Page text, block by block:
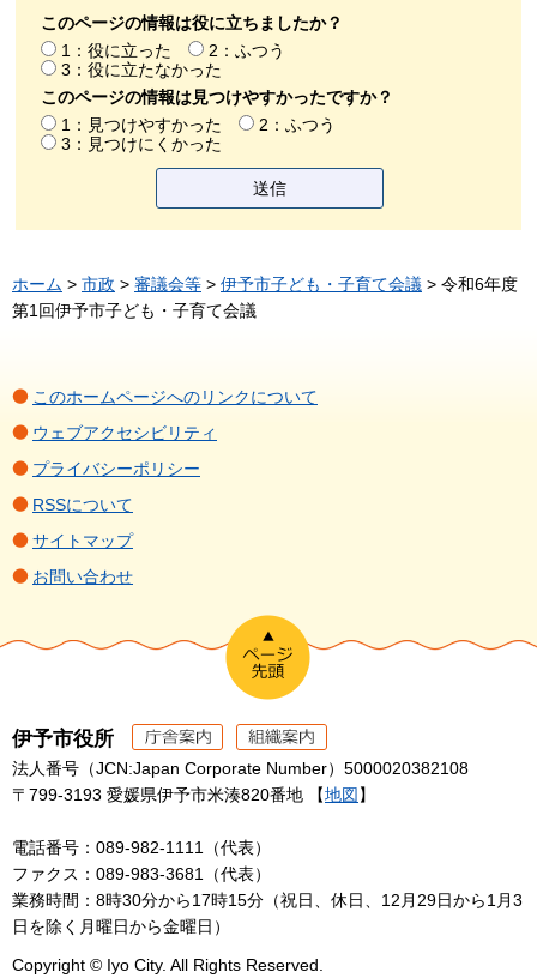
このページの情報は役に立ちましたか？
1：役に立った
2：ふつう
3：役に立たなかった
このページの情報は見つけやすかったですか？
1：見つけやすかった
2：ふつう
3：見つけにくかった
ホーム > 市政 > 審議会等 > 伊予市子ども・子育て会議 > 令和6年度
第1回伊予市子ども・子育て会議
このホームページへのリンクについて
ウェブアクセシビリティ
プライバシーポリシー
RSSについて
サイトマップ
お問い合わせ
伊予市役所
法人番号（JCN:Japan Corporate Number）5000020382108
〒799-3193 愛媛県伊予市米湊820番地 【地図】
電話番号：089-982-1111（代表）
ファクス：089-983-3681（代表）
業務時間：8時30分から17時15分（祝日、休日、12月29日から1月3
日を除く月曜日から金曜日）
Copyright © Iyo City. All Rights Reserved.